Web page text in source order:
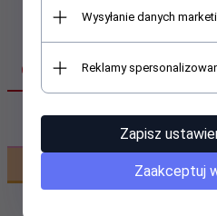
OPINIE KLIENTÓW
Wysyłanie danych
Reklamy
Zapisz
Zaakceptuj